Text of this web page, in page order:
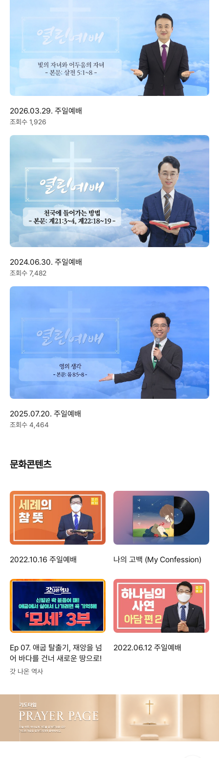
2026.03.29. 주일예배
조회수 1,926
2024.06.30. 주일예배
조회수 7,482
2025.07.20. 주일예배
조회수 4,464
문화콘텐츠
2022.10.16 주일예배 나의 고백 (My Confession)
Ep 07. 애굽 탈출기, 재앙을 넘
어 바다를 건너 새로운 땅으로!
갓 나온 역사
2022.06.12 주일예배